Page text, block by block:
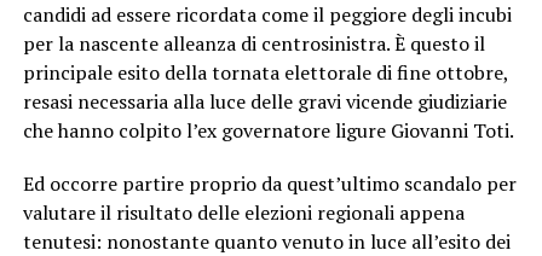
candidi ad essere ricordata come il peggiore degli incubi
per la nascente alleanza di centrosinistra. È questo il
principale esito della tornata elettorale di fine ottobre,
resasi necessaria alla luce delle gravi vicende giudiziarie
che hanno colpito l’ex governatore ligure Giovanni Toti.
Ed occorre partire proprio da quest’ultimo scandalo per
valutare il risultato delle elezioni regionali appena
tenutesi: nonostante quanto venuto in luce all’esito dei